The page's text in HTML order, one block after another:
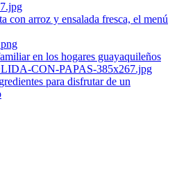
con arroz y ensalada fresca, el menú
en los hogares guayaquileños
para disfrutar de un